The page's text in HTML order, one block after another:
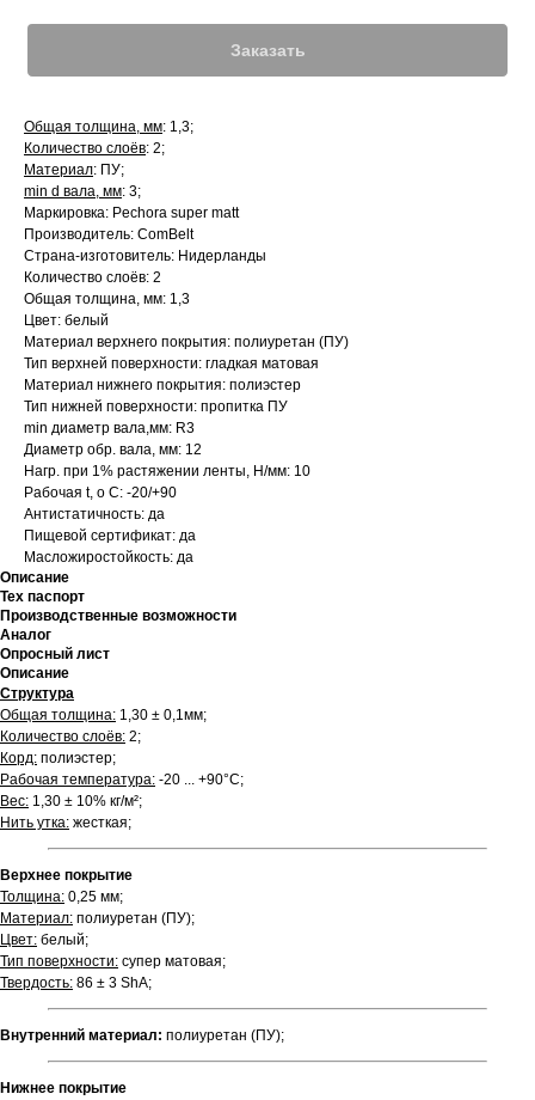
Заказать
Общая толщина, мм: 1,3;
Количество слоёв: 2;
Материал: ПУ;
min d вала, мм: 3;
Маркировка: Pechora super matt
Производитель: ComBelt
Страна-изготовитель: Нидерланды
Количество слоёв: 2
Общая толщина, мм: 1,3
Цвет: белый
Материал верхнего покрытия: полиуретан (ПУ)
Тип верхней поверхности: гладкая матовая
Материал нижнего покрытия: полиэстер
Тип нижней поверхности: пропитка ПУ
min диаметр вала,мм: R3
Диаметр обр. вала, мм: 12
Нагр. при 1% растяжении ленты, Н/мм: 10
Рабочая t, о С: -20/+90
Антистатичность: да
Пищевой сертификат: да
Масложиростойкость: да
Описание
Тех паспорт
Производственные возможности
Аналог
Опросный лист
Описание
Структура
Общая толщина: 1,30 ± 0,1мм;
Количество слоёв: 2;
Корд: полиэстер;
Рабочая температура: -20 ... +90°С;
Вес: 1,30 ± 10% кг/м²;
Нить утка: жесткая;
Верхнее покрытие
Толщина: 0,25 мм;
Материал: полиуретан (ПУ);
Цвет: белый;
Тип поверхности: супер матовая;
Твердость: 86 ± 3 ShA;
Внутренний материал: полиуретан (ПУ);
Нижнее покрытие